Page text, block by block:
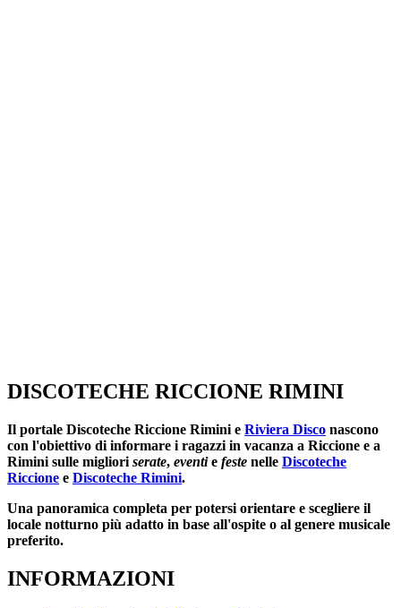
DISCOTECHE RICCIONE RIMINI
Il portale Discoteche Riccione Rimini e Riviera Disco nascono
con l'obiettivo di informare i ragazzi in vacanza a Riccione e a
Rimini sulle migliori serate, eventie feste nelle Discoteche
Riccione e Discoteche Rimini.
Una panoramica completa per potersi orientare e scegliere il
locale notturno più adatto in base all'ospite o al genere musicale
preferito.
INFORMAZIONI